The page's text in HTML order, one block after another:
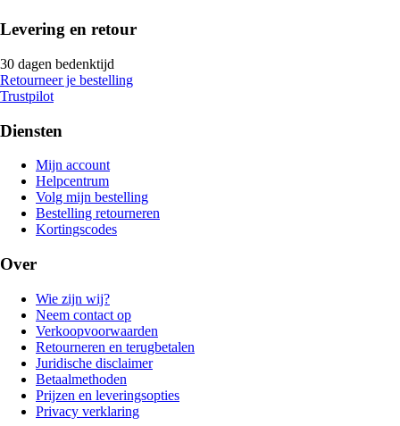
Levering en retour
30 dagen bedenktijd
Retourneer je bestelling
Trustpilot
Diensten
Mijn account
Helpcentrum
Volg mijn bestelling
Bestelling retourneren
Kortingscodes
Over
Wie zijn wij?
Neem contact op
Verkoopvoorwaarden
Retourneren en terugbetalen
Juridische disclaimer
Betaalmethoden
Prijzen en leveringsopties
Privacy verklaring